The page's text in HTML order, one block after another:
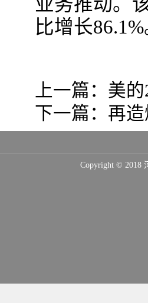
比增长86.1%
上一篇： 美
下一篇： 再
Copyright © 2018